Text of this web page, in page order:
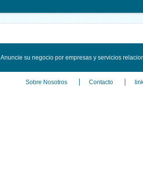
Anuncie su negocio por empresas y servicios
Sobre Nosotros Contacto